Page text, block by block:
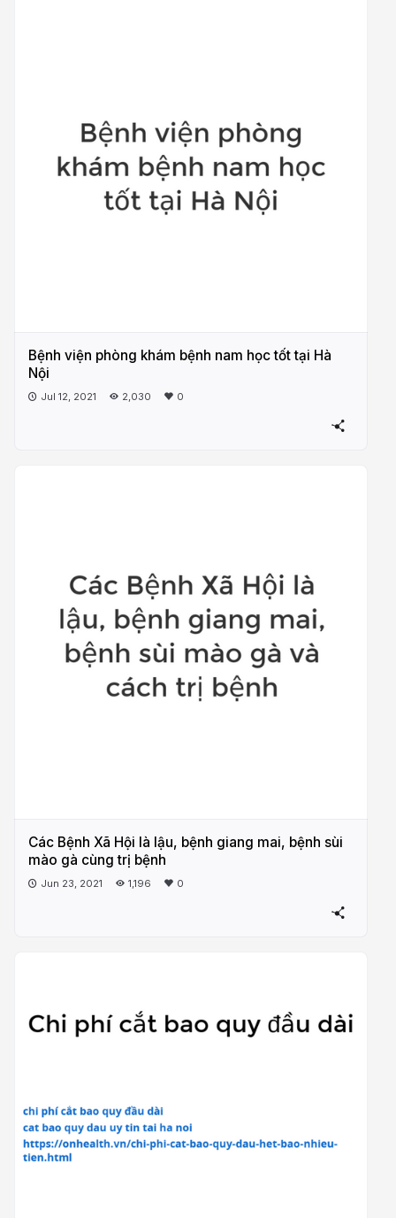
Bệnh viện phòng khám bệnh nam học tốt tại Hà
Nội
Jul 12, 2021 2,030 0
Các Bệnh Xã Hội là lậu, bệnh giang mai, bệnh sùi
mào gà cùng trị bệnh
Jun 23, 2021 1,196 0